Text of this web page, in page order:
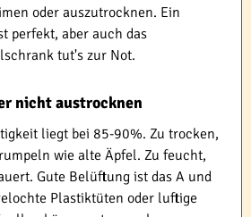
oder auszutrocknen. Ein
perfekt, aber auch das
tut's zur Not.
nicht austrocknen
liegt bei 85-90%. Zu trocken,
wie alte Äpfel. Zu feucht,
Gute Belüftung ist das A und
Plastiktüten oder luftige